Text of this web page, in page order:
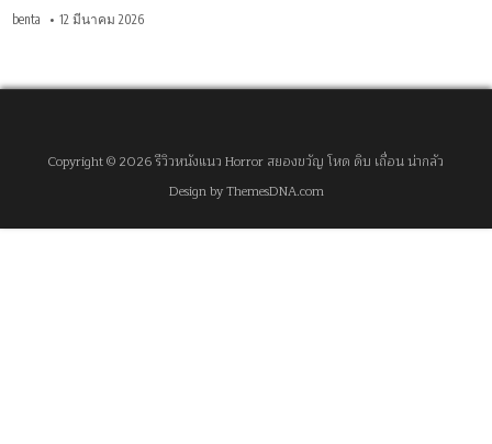
benta 12 มีนาคม 2026
Copyright © 2026 รีวิวหนังแนว Horror สยองขวัญ โหด ดิบ เถื่อน น่ากลัว
Design by ThemesDNA.com